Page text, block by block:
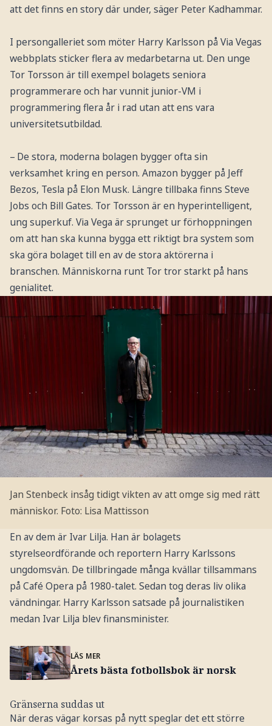
att det finns en story där under, säger Peter Kadhammar.
I persongalleriet som möter Harry Karlsson på Via Vegas
webbplats sticker flera av medarbetarna ut. Den unge
Tor Torsson är till exempel bolagets seniora
programmerare och har vunnit junior-VM i
programmering flera år i rad utan att ens vara
universitetsutbildad.
– De stora, moderna bolagen bygger ofta sin
verksamhet kring en person. Amazon bygger på Jeff
Bezos, Tesla på Elon Musk. Längre tillbaka finns Steve
Jobs och Bill Gates. Tor Torsson är en hyperintelligent,
ung superkuf. Via Vega är sprunget ur förhoppningen
om att han ska kunna bygga ett riktigt bra system som
ska göra bolaget till en av de stora aktörerna i
branschen. Människorna runt Tor tror starkt på hans
genialitet.
Jan Stenbeck insåg tidigt vikten av att omge sig med rätt
människor. Foto: Lisa Mattisson
En av dem är Ivar Lilja. Han är bolagets
styrelseordförande och reportern Harry Karlssons
ungdomsvän. De tillbringade många kvällar tillsammans
på Café Opera på 1980-talet. Sedan tog deras liv olika
vändningar. Harry Karlsson satsade på journalistiken
medan Ivar Lilja blev finansminister.
LÄS MER
Årets bästa fotbollsbok är norsk
Gränserna suddas ut
När deras vägar korsas på nytt speglar det ett större